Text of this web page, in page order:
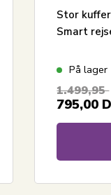
Stor
Smart
På lager
1.499,95
795,00